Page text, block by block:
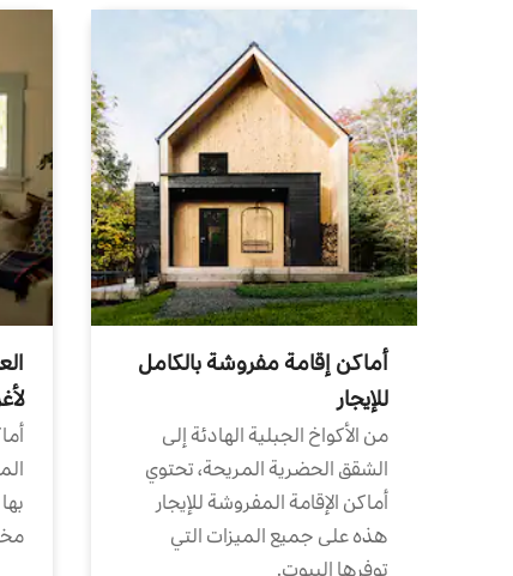
أماكن إقامة مفروشة بالكامل
للإيجار
من الأكواخ الجبلية الهادئة إلى
الشقق الحضرية المريحة، تحتوي
أماكن الإقامة المفروشة للإيجار
هذه على جميع الميزات التي
توفرها البيوت.